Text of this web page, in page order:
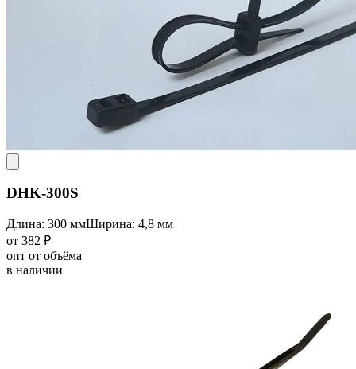
DHK-300S
Длина: 300 ммШирина: 4,8 мм
от 382 ₽
опт от объёма
в наличии